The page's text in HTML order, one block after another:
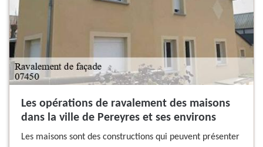
Les opérations de ravalement des maisons
dans la ville de Pereyres et ses environs
Les maisons sont des constructions qui peuvent présenter